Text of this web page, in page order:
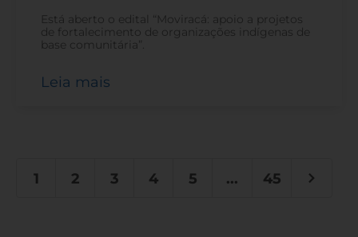
Está aberto o edital “Moviracá: apoio a projetos
de fortalecimento de organizações indígenas de
base comunitária”.
Leia mais
1 2 3 4 5 ... 45